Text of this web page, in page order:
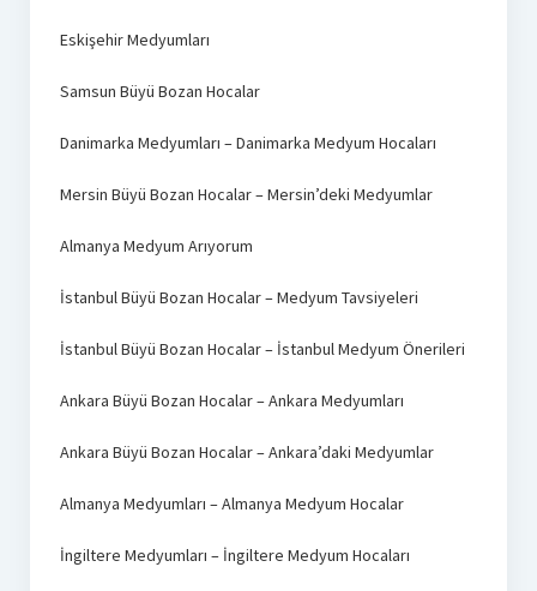
Eskişehir Medyumları
Samsun Büyü Bozan Hocalar
Danimarka Medyumları – Danimarka Medyum Hocaları
Mersin Büyü Bozan Hocalar – Mersin’deki Medyumlar
Almanya Medyum Arıyorum
İstanbul Büyü Bozan Hocalar – Medyum Tavsiyeleri
İstanbul Büyü Bozan Hocalar – İstanbul Medyum Önerileri
Ankara Büyü Bozan Hocalar – Ankara Medyumları
Ankara Büyü Bozan Hocalar – Ankara’daki Medyumlar
Almanya Medyumları – Almanya Medyum Hocalar
İngiltere Medyumları – İngiltere Medyum Hocaları